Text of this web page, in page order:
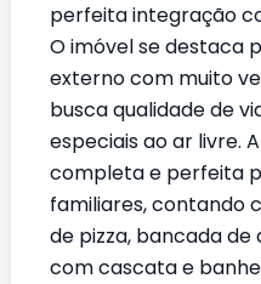
perfeita integração
O imóvel se destaca
externo com muito
busca qualidade de
especiais ao ar livre.
completa e perfeita
familiares, contando
de pizza, bancada de
com cascata e